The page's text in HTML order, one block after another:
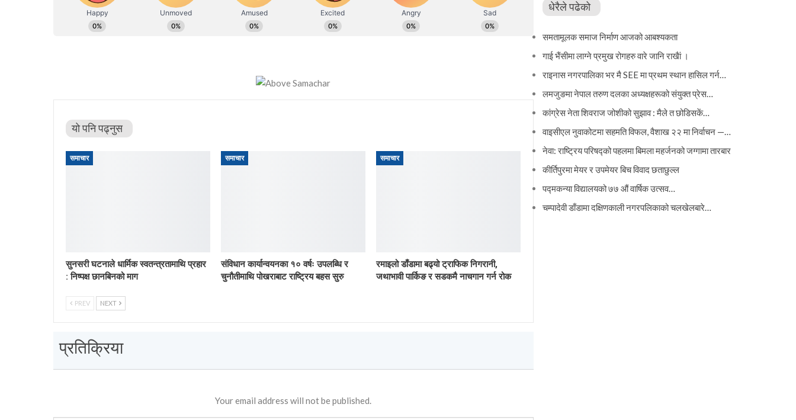
यो पनि पढ्नुस
समाचार
सुनसरी घटनाले धार्मिक स्वतन्त्रतामाथि प्रहार
: निष्पक्ष छानबिनको माग
समाचार
संविधान कार्यान्वयनका १० वर्षः उपलब्धि र
चुनौतीमाथि पोखराबाट राष्ट्रिय बहस सुरु
समाचार
रमाइलो डाँडामा बढ्यो ट्राफिक निगरानी,
जथाभावी पार्किङ र सडकमै नाचगान गर्न रोक
PREV NEXT
प्रतिक्रिया
Your email address will not be published.
धेरैले पढेको
समतामूलक समाज निर्माण आजको आबश्यकता
गाई भैंसीमा लाग्ने प्रमुख रोगहरु वारे जानि राखैां ।
राइनास नगरपालिका भर मै SEE मा प्रथम स्थान हासिल गर्न…
लमजुङमा नेपाल तरुण दलका अध्यक्षहरूको संयुक्त प्रेस…
कांग्रेस नेता शिवराज जोशीको सुझाव : मैले त छोडिसकें…
वाइसीएल नुवाकोटमा सहमति विफल, वैशाख २२ मा निर्वाचन —…
नेवा: राष्ट्रिय परिषद्को पहलमा बिमला महर्जनको जग्गामा तारबार
कीर्तिपुरमा मेयर र उपमेयर बिच विवाद छताछुल्ल
पद्मकन्या विद्यालयको ७७ औं ‌‌वार्षिक ‌उत्सव…
चम्पादेवी डाँडामा दक्षिणकाली नगरपलिकाको चलखेलबारे…